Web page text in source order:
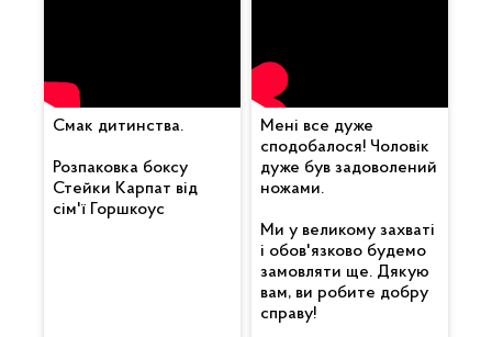
Смак дитинства.
Розпаковка боксу
Стейки Карпат від
сім'ї Горшкоус
Мені все дуже
сподобалося! Чоловік
дуже був задоволений
ножами.
Ми у великому захваті
і обов'язково будемо
замовляти ще. Дякую
вам, ви робите добру
справу!